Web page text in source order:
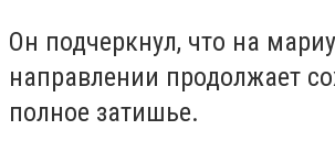
Он подчеркнул, что на
направлении продолжает
полное затишье.